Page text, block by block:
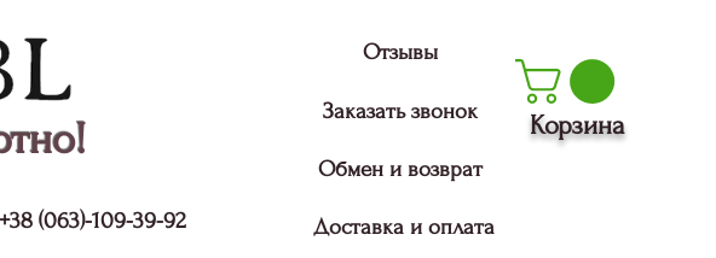
Отзывы
Заказать звонок
Обмен и возврат
Корзина
+38 (063)-109-39-92 Доставка и оплата